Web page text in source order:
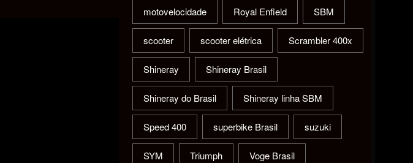
motovelocidade Royal Enfield SBM
scooter scooter elétrica Scrambler 400x
Shineray Shineray Brasil
Shineray do Brasil Shineray linha SBM
Speed 400 superbike Brasil suzuki
SYM Triumph Voge Brasil